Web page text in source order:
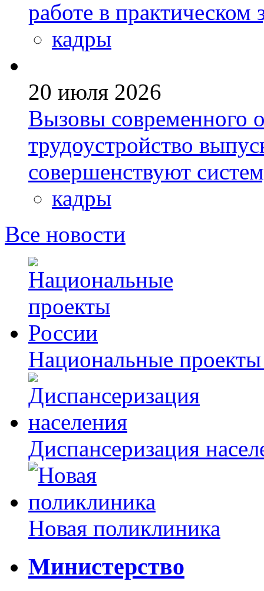
работе в практическом
кадры
20 июля 2026
Вызовы современного
трудоустройство
совершенствуют
кадры
Все новости
Национальные
Диспансеризация
Новая поликлиника
Министерство